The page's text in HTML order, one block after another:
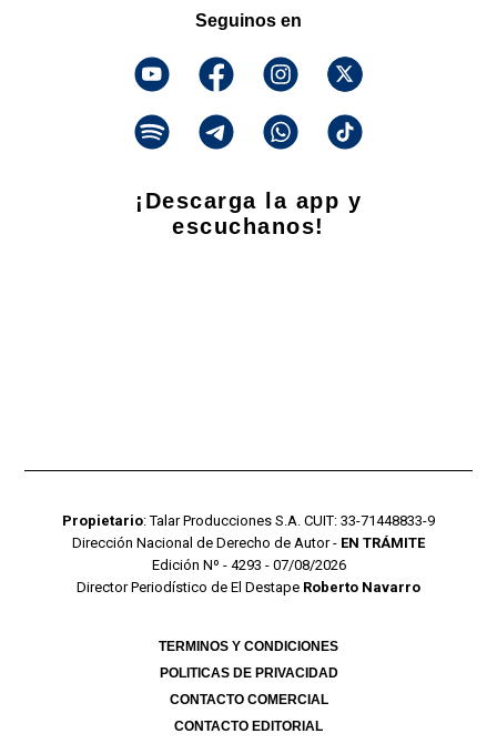
Seguinos en
¡Descarga la app y
escuchanos!
Propietario: Talar Producciones S.A. CUIT: 33-71448833-9
Dirección Nacional de Derecho de Autor - EN TRÁMITE
Edición Nº - 4293 - 07/08/2026
Director Periodístico de El Destape Roberto Navarro
TERMINOS Y CONDICIONES
POLITICAS DE PRIVACIDAD
CONTACTO COMERCIAL
CONTACTO EDITORIAL